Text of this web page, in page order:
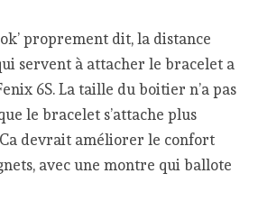
proprement dit, la distance
servent à attacher le bracelet a
6S. La taille du boitier n’a pas
le bracelet s’attache plus
devrait améliorer le confort
avec une montre qui ballote